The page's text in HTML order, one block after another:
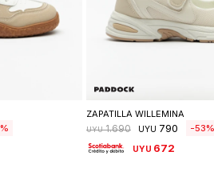
ZAPATILLA WILLEMINA
UYU 1.690 UYU 790 53
UYU 672